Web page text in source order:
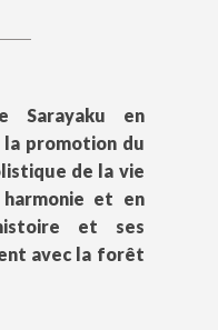
Sarayaku en
la promotion du
de la vie
harmonie et en
et ses
avec la forêt